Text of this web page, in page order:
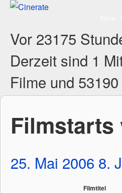
Vor 23175
Derzeit sind 1
Filme und
Filmstarts
25. Mai 2006 8.
Filmtitel